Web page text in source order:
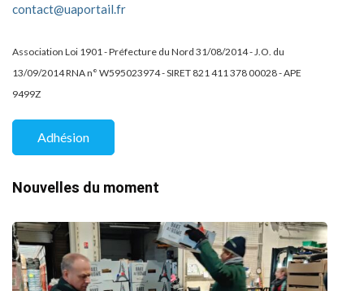
contact@uaportail.fr
Association Loi 1901 - Préfecture du Nord 31/08/2014 - J.O. du
13/09/2014 RNA n° W595023974 - SIRET 821 411 378 00028 - APE
9499Z
Adhésion
Nouvelles du moment